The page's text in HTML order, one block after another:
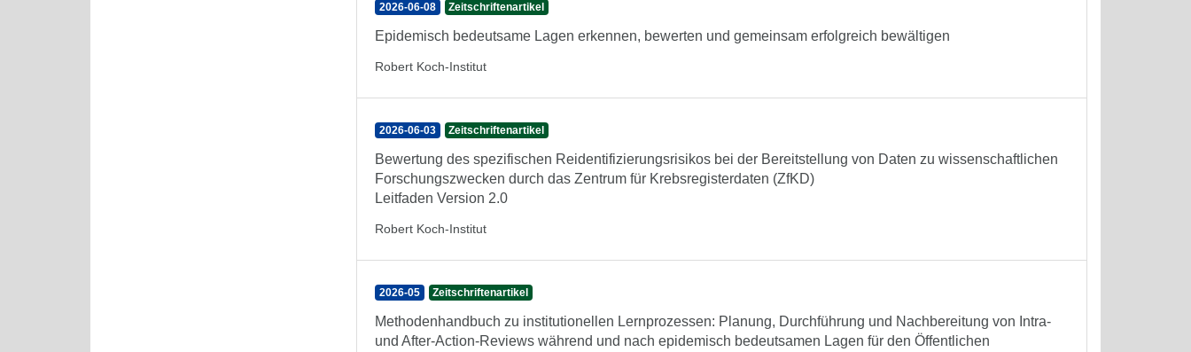
2026-06-08 Zeitschriftenartikel
Epidemisch bedeutsame Lagen erkennen, bewerten und gemeinsam erfolgreich bewältigen
Robert Koch-Institut
2026-06-03 Zeitschriftenartikel
Bewertung des spezifischen Reidentifizierungsrisikos bei der Bereitstellung von Daten zu wissenschaftlichen
Forschungszwecken durch das Zentrum für Krebsregisterdaten (ZfKD)
Leitfaden Version 2.0
Robert Koch-Institut
2026-05 Zeitschriftenartikel
Methodenhandbuch zu institutionellen Lernprozessen: Planung, Durchführung und Nachbereitung von Intra-
und After-Action-Reviews während und nach epidemisch bedeutsamen Lagen für den Öffentlichen